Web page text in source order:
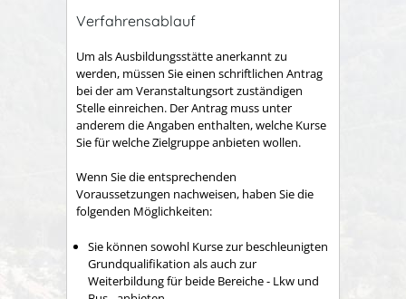
Verfahrensablauf
Um als Ausbildungsstätte anerkannt zu
werden, müssen Sie einen schriftlichen Antrag
bei der am Veranstaltungsort zuständigen
Stelle einreichen. Der Antrag muss unter
anderem die Angaben enthalten, welche Kurse
Sie für welche Zielgruppe anbieten wollen.
Wenn Sie die entsprechenden
Voraussetzungen nachweisen, haben Sie die
folgenden Möglichkeiten:
Sie können sowohl Kurse zur beschleunigten
Grundqualifkation als auch zur
Weiterbildung für beide Bereiche - Lkw und